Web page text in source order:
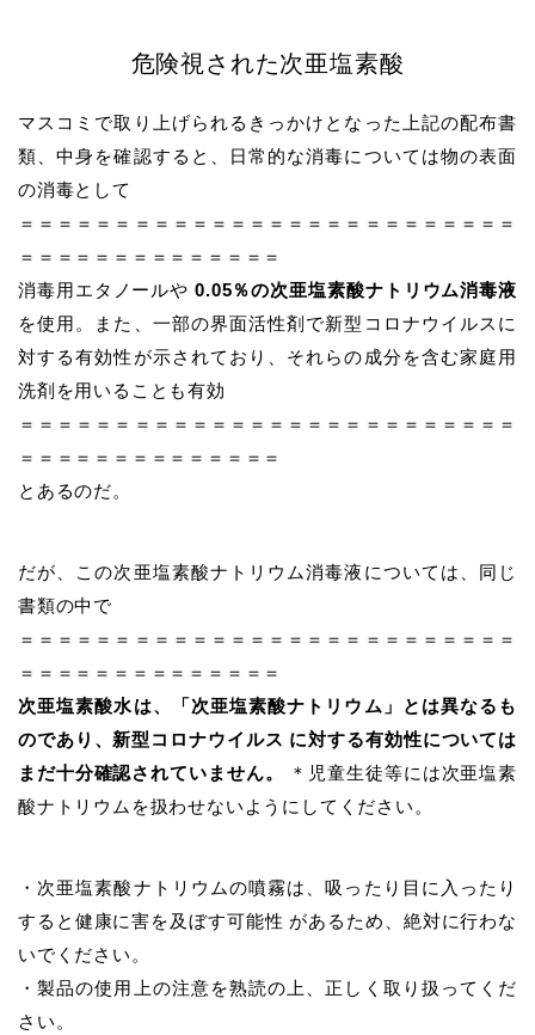
危険視された次亜塩素酸
マスコミで取り上げられるきっかけとなった上記の配布書
類、中身を確認すると、日常的な消毒については物の表面
の消毒として
＝＝＝＝＝＝＝＝＝＝＝＝＝＝＝＝＝＝＝＝＝＝＝＝＝＝
＝＝＝＝＝＝＝＝＝＝＝＝＝＝
消毒用エタノールや0.05％の次亜塩素酸ナトリウム消毒液
を使用。また、一部の界面活性剤で新型コロナウイルスに
対する有効性が示されており、それらの成分を含む家庭用
洗剤を用いることも有効
＝＝＝＝＝＝＝＝＝＝＝＝＝＝＝＝＝＝＝＝＝＝＝＝＝＝
＝＝＝＝＝＝＝＝＝＝＝＝＝＝
とあるのだ。
だが、この次亜塩素酸ナトリウム消毒液については、同じ
書類の中で
＝＝＝＝＝＝＝＝＝＝＝＝＝＝＝＝＝＝＝＝＝＝＝＝＝＝
＝＝＝＝＝＝＝＝＝＝＝＝＝＝
次亜塩素酸水は、「次亜塩素酸ナトリウム」とは異なるも
のであり、新型コロナウイルス に対する有効性については
まだ十分確認されていません。
＊児童生徒等には次亜塩素
酸ナトリウムを扱わせないようにしてください。
・次亜塩素酸ナトリウムの噴霧は、吸ったり目に入ったり
すると健康に害を及ぼす可能性 があるため、絶対に行わな
いでください。
・製品の使用上の注意を熟読の上、正しく取り扱ってくだ
さい。